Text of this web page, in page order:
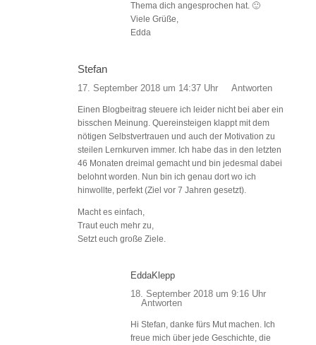
Thema dich angesprochen hat. 🙂
Viele Grüße,
Edda
Stefan
17. September 2018 um 14:37 Uhr Antworten
Einen Blogbeitrag steuere ich leider nicht bei aber ein
bisschen Meinung. Quereinsteigen klappt mit dem
nötigen Selbstvertrauen und auch der Motivation zu
steilen Lernkurven immer. Ich habe das in den letzten
46 Monaten dreimal gemacht und bin jedesmal dabei
belohnt worden. Nun bin ich genau dort wo ich
hinwollte, perfekt (Ziel vor 7 Jahren gesetzt).
Macht es einfach,
Traut euch mehr zu,
Setzt euch große Ziele.
EddaKlepp
18. September 2018 um 9:16 Uhr
Antworten
Hi Stefan, danke fürs Mut machen. Ich
freue mich über jede Geschichte, die